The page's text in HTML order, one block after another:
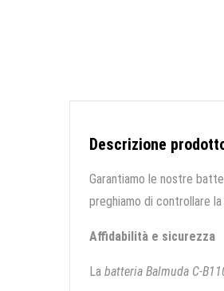
Descrizione
Garantiamo le nostre
preghiamo di controllare
Affidabilità e sicurezza
La batteria Balmuda C-